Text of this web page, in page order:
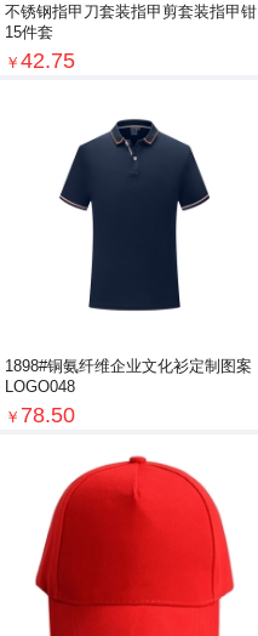
不锈钢指甲刀套装指甲剪套装指甲钳
15件套
￥ 42.75
1898#铜氨纤维企业文化衫定制图案
LOGO048
￥ 78.50